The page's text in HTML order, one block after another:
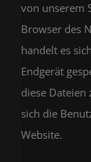
von unserem
Browser des
handelt es
Endgerät
diese Dateien
sich die
Website.